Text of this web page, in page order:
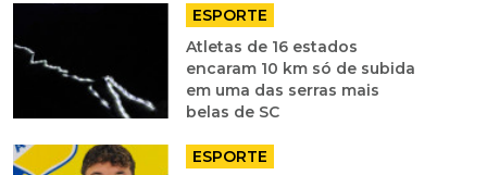
ESPORTE
Atletas de 16 estados
encaram 10 km só de subida
em uma das serras mais
belas de SC
ESPORTE